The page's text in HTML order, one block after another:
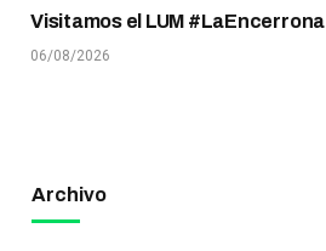
Visitamos el LUM #LaEncerrona
06/08/2026
Archivo